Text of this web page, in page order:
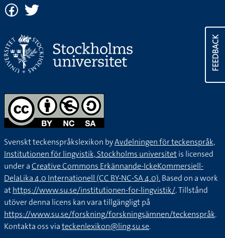
FEEDBACK
Svenskt teckenspråkslexikon byAvdelningen för teckenspråk,
Institutionen för lingvistik, Stockholms universitetis licensed
under aCreative Commons Erkännande-IckeKommersiell-
DelaLika 4.0 Internationell (CC BY-NC-SA 4.0).Based on a work
athttps://www.su.se/institutionen-for-lingvistik/. Tillstånd
utöver denna licens kan vara tillgängligt på
https://www.su.se/forskning/forskningsämnen/teckenspråk.
Kontakta oss viateckenlexikon@ling.su.se.